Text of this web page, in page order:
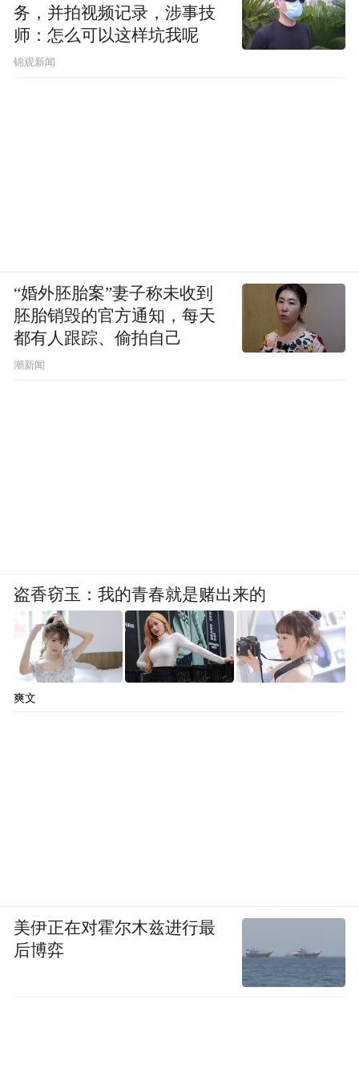
务，并拍视频记录，涉事技
师：怎么可以这样坑我呢
锦观新闻
“婚外胚胎案”妻子称未收到
胚胎销毁的官方通知，每天
都有人跟踪、偷拍自己
潮新闻
盗香窃玉：我的青春就是赌出来的
爽文
美伊正在对霍尔木兹进行最
后博弈